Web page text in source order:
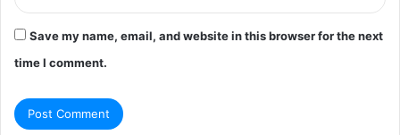
Save my name, email, and website in this browser for the next
time I comment.